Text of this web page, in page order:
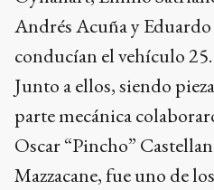
Andrés Acuña y
conducían el vehículo 25.
Junto a ellos, siendo
parte mecánica
Oscar “Pincho”
Mazzacane, fue uno de